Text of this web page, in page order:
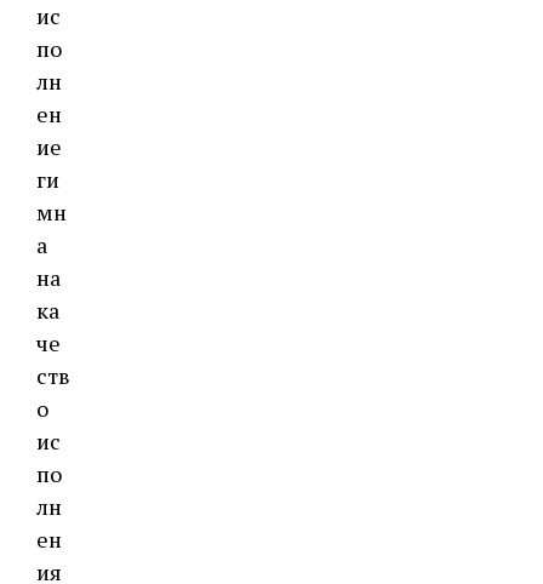
ис
по
лн
ен
ие
ги
мн
а
на
ка
че
ств
о
ис
по
лн
ен
ия